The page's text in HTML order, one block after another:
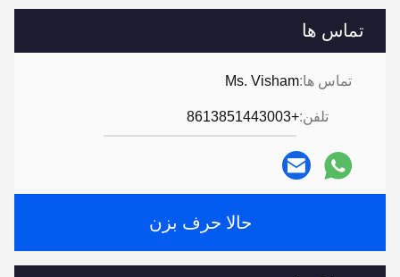
تماس ها
تماس ها:Ms. Visham
تلفن:+8613851443003
حالا حرف بزن